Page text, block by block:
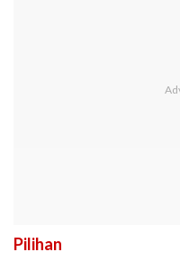
Pilihan